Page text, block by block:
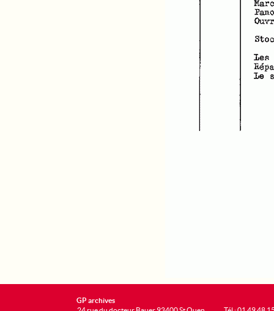
GP archives